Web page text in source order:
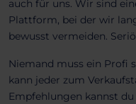
auch für uns. Wir sind
Plattform, bei der wir
bewusst vermeiden.
Niemand muss ein Profi
kann jeder zum
Empfehlungen kannst